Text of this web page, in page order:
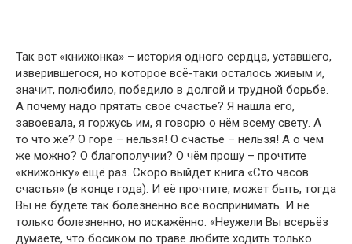
Так вот «книжонка» – история одного сердца, уставшего,
изверившегося, но которое всё-таки осталось живым и,
значит, полюбило, победило в долгой и трудной борьбе.
А почему надо прятать своё счастье? Я нашла его,
завоевала, я горжусь им, я говорю о нём всему свету. А
то что же? О горе – нельзя! О счастье – нельзя! А о чём
же можно? О благополучии? О чём прошу – прочтите
«книжонку» ещё раз. Скоро выйдет книга «Сто часов
счастья» (в конце года). И её прочтите, может быть, тогда
Вы не будете так болезненно всё воспринимать. И не
только болезненно, но искажённо. «Неужели Вы всерьёз
думаете, что босиком по траве любите ходить только